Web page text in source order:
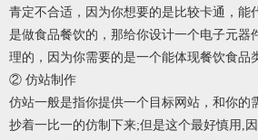
青定不合适，因为你想要的是比较卡通，能
是做食品餐饮的，那给你设计一个电子元器
理的，因为你需要的是一个能体现餐饮食品
② 仿站制作
仿站一般是指你提供一个目标网站，和你的
抄着一比一的仿制下来;但是这个最好慎用,